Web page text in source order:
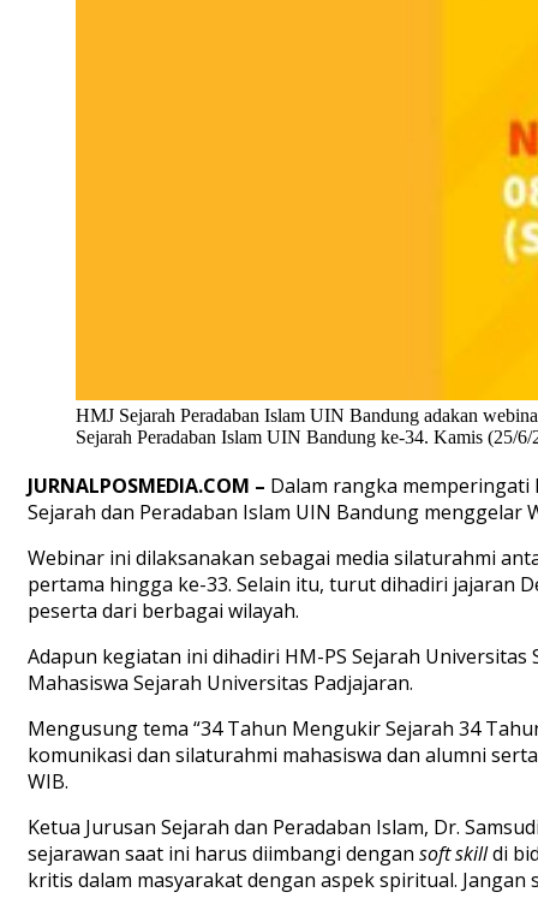
HMJ Sejarah Peradaban Islam UIN Bandung adakan
Sejarah Peradaban Islam UIN Bandung ke-34. Kamis (25/6/
JURNALPOSMEDIA.COM – Dalam rangka memperingati
Sejarah dan Peradaban Islam UIN Bandung menggelar
Webinar ini dilaksanakan sebagai media silaturahmi
pertama hingga ke-33. Selain itu, turut dihadiri jajaran
peserta dari berbagai wilayah.
Adapun kegiatan ini dihadiri HM-PS Sejarah
Mahasiswa Sejarah Universitas Padjajaran.
Mengusung tema “34 Tahun Mengukir Sejarah 34
komunikasi dan silaturahmi mahasiswa dan alumni
WIB.
Ketua Jurusan Sejarah dan Peradaban Islam, Dr.
sejarawan saat ini harus diimbangi dengan soft skilldi
kritis dalam masyarakat dengan aspek spiritual. Jangan